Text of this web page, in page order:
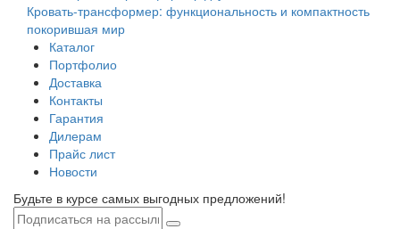
Кровать-трансформер: функциональность и компактность
покорившая мир
Каталог
Портфолио
Доставка
Контакты
Гарантия
Дилерам
Прайс лист
Новости
Будьте в курсе самых выгодных предложений!